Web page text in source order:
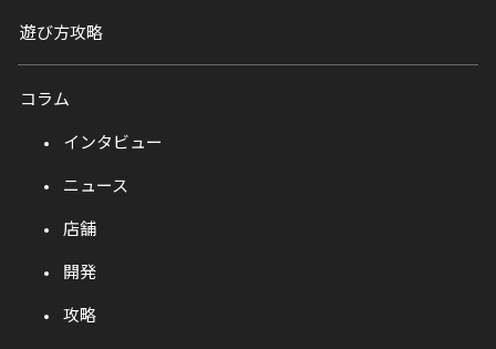
遊び方攻略
コラム
インタビュー
ニュース
店舗
開発
攻略